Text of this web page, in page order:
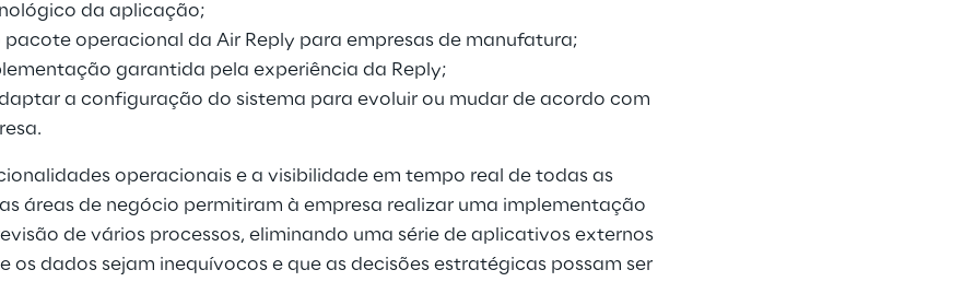
da aplicação;
operacional da Air Reply para empresas de manufatura;
garantida pela experiência da Reply;
a configuração do sistema para evoluir ou mudar de acordo com
operacionais e a visibilidade em tempo real de todas as
áreas de negócio permitiram à empresa realizar uma implementação
de vários processos, eliminando uma série de aplicativos externos
os dados sejam inequívocos e que as decisões estratégicas possam ser